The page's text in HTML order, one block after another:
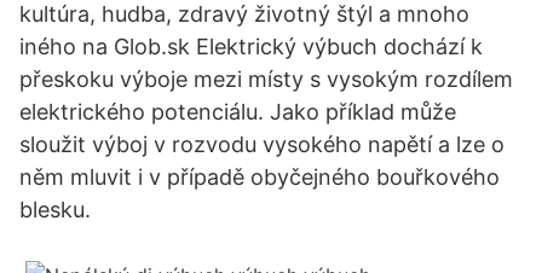
kultúra, hudba, zdravý životný štýl a mnoho
iného na Glob.sk Elektrický výbuch dochází k
přeskoku výboje mezi místy s vysokým rozdílem
elektrického potenciálu. Jako příklad může
sloužit výboj v rozvodu vysokého napětí a lze o
něm mluvit i v případě obyčejného bouřkového
blesku.